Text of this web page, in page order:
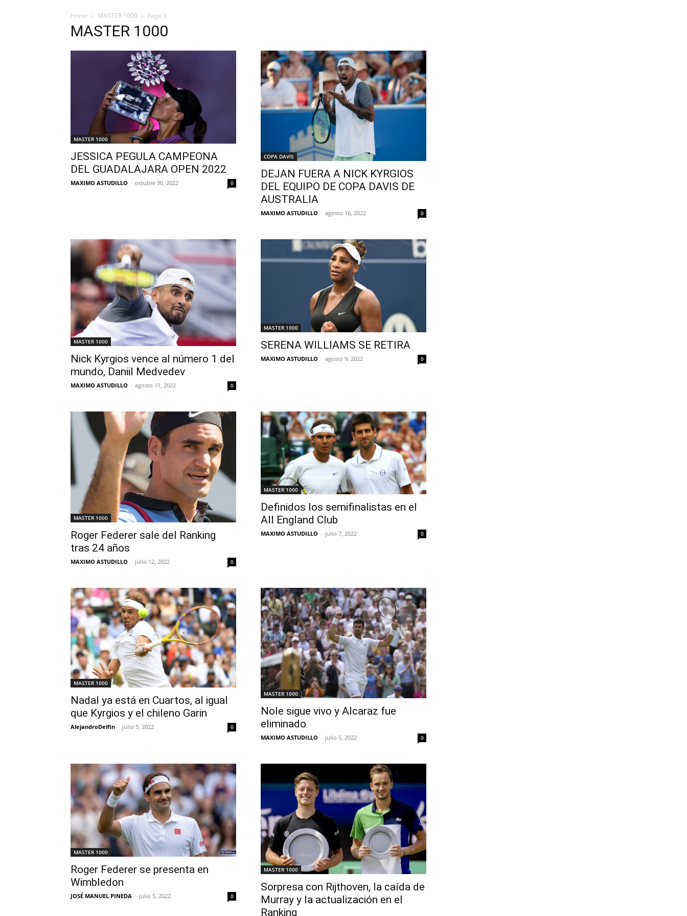
Home MASTER 1000 Page 3
MASTER 1000
MASTER 1000
JESSICA PEGULA CAMPEONA
DEL GUADALAJARA OPEN 2022
MAXIMO ASTUDILLO - octubre 30, 2022 0
COPA DAVIS
DEJAN FUERA A NICK KYRGIOS
DEL EQUIPO DE COPA DAVIS DE
AUSTRALIA
MAXIMO ASTUDILLO - agosto 16, 2022 0
MASTER 1000
Nick Kyrgios vence al número 1 del
mundo, Daniil Medvedev
MAXIMO ASTUDILLO - agosto 11, 2022 0
MASTER 1000
SERENA WILLIAMS SE RETIRA
MAXIMO ASTUDILLO - agosto 9, 2022 0
MASTER 1000
Roger Federer sale del Ranking
tras 24 años
MAXIMO ASTUDILLO - julio 12, 2022 0
MASTER 1000
Definidos los semifinalistas en el
All England Club
MAXIMO ASTUDILLO - julio 7, 2022 0
MASTER 1000
Nadal ya está en Cuartos, al igual
que Kyrgios y el chileno Garin
AlejandroDelfin - julio 5, 2022 0
MASTER 1000
Nole sigue vivo y Alcaraz fue
eliminado
MAXIMO ASTUDILLO - julio 5, 2022 0
MASTER 1000
Roger Federer se presenta en
Wimbledon
JOSÉ MANUEL PINEDA - julio 5, 2022 0
MASTER 1000
Sorpresa con Rijthoven, la caída de
Murray y la actualización en el
Ranking